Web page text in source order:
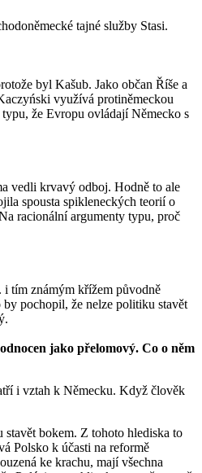
tajné služby Stasi.
byl Kašub. Jako občan Říše a
využívá protiněmeckou
že Evropu ovládají Německo s
vedli krvavý odboj. Hodně to ale
spousta spikleneckých teorií o
racionální argumenty typu, proč
i tím známým křížem původně
by pochopil, že nelze politiku stavět
jako přelomový. Co o něm
i vztah k Německu. Když člověk
stavět bokem. Z tohoto hlediska to
Polsko k účasti na reformě
ke krachu, mají všechna